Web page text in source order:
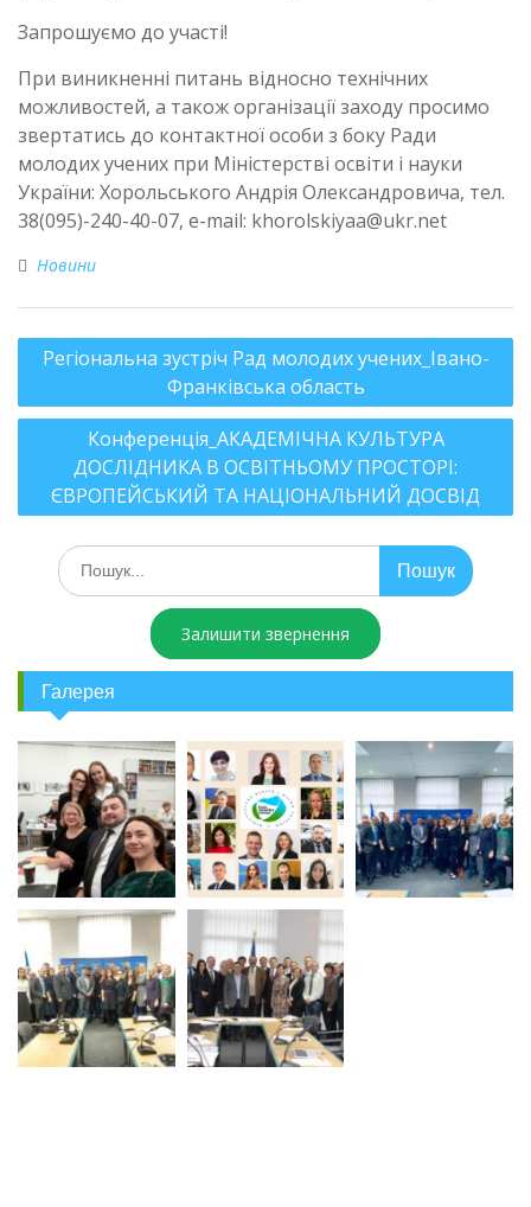
Запрошуємо до участі!
При виникненні питань відносно технічних
можливостей, а також організації заходу просимо
звертатись до контактної особи з боку Ради
молодих учених при Міністерстві освіти і науки
України: Хорольського Андрія Олександровича, тел.
38(095)-240-40-07, e-mail: khorolskiyaa@ukr.net
Новини
Регіональна зустріч Рад молодих учених_Івано-
Франківська область
Конференція_АКАДЕМІЧНА КУЛЬТУРА
ДОСЛІДНИКА В ОСВІТНЬОМУ ПРОСТОРІ:
ЄВРОПЕЙСЬКИЙ ТА НАЦІОНАЛЬНИЙ ДОСВІД
Залишити звернення
Галерея